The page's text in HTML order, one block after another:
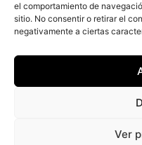
el comportamiento de
sitio. No consentir o retirar el
negativamente a ciertas
Ver
Siéntese y
gran moda—
todo
14 de diciembre
En torno a un cóctel,
sobre los cócteles y